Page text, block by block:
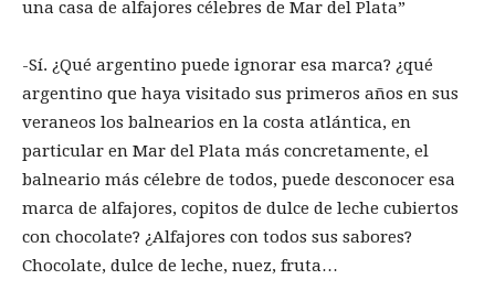
una casa de alfajores célebres de Mar del Plata”
-Sí. ¿Qué argentino puede ignorar esa marca? ¿qué
argentino que haya visitado sus primeros años en sus
veraneos los balnearios en la costa atlántica, en
particular en Mar del Plata más concretamente, el
balneario más célebre de todos, puede desconocer esa
marca de alfajores, copitos de dulce de leche cubiertos
con chocolate? ¿Alfajores con todos sus sabores?
Chocolate, dulce de leche, nuez, fruta…